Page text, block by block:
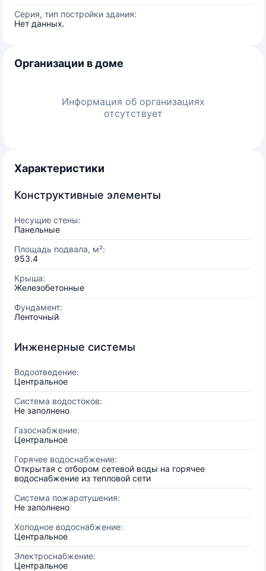
Серия, тип постройки здания:
Нет данных.
Организации в доме
Информация об организациях
отсутствует
Характеристики
Конструктивные элементы
Несущие стены:
Панельные
Площадь подвала, м²:
953.4
Крыша:
Железобетонные
Фундамент:
Ленточный
Инженерные системы
Водоотведение:
Центральное
Система водостоков:
Не заполнено
Газоснабжение:
Центральное
Горячее водоснабжение:
Открытая с отбором сетевой воды на горячее
водоснабжение из тепловой сети
Система пожаротушения:
Не заполнено
Холодное водоснабжение:
Центральное
Электроснабжение:
Центральное